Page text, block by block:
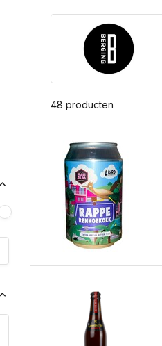
48 producten